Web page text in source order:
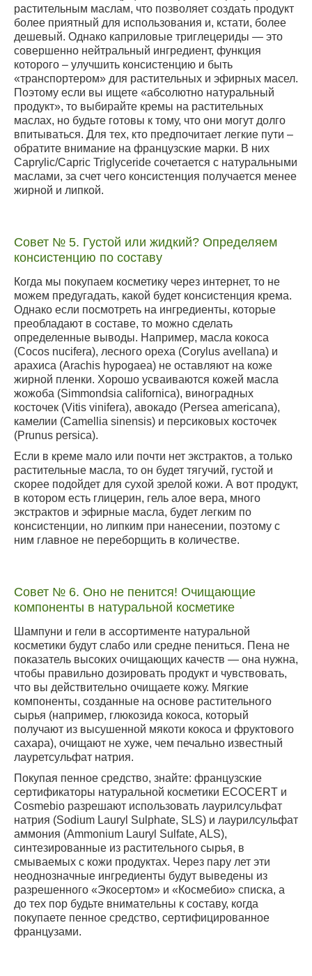
растительным маслам, что позволяет создать продукт
более приятный для использования и, кстати, более
дешевый. Однако каприловые триглецериды — это
совершенно нейтральный ингредиент, функция
которого – улучшить консистенцию и быть
«транспортером» для растительных и эфирных масел.
Поэтому если вы ищете «абсолютно натуральный
продукт», то выбирайте кремы на растительных
маслах, но будьте готовы к тому, что они могут долго
впитываться. Для тех, кто предпочитает легкие пути –
обратите внимание на французские марки. В них
Caprylic/Capric Triglyceride сочетается с натуральными
маслами, за счет чего консистенция получается менее
жирной и липкой.
Совет № 5. Густой или жидкий? Определяем
консистенцию по составу
Когда мы покупаем косметику через интернет, то не
можем предугадать, какой будет консистенция крема.
Однако если посмотреть на ингредиенты, которые
преобладают в составе, то можно сделать
определенные выводы. Например, масла кокоса
(Cocos nucifera), лесного ореха (Corylus avellana) и
арахиса (Arachis hypogaea) не оставляют на коже
жирной пленки. Хорошо усваиваются кожей масла
жожоба (Simmondsia californica), виноградных
косточек (Vitis vinifera), авокадо (Persea americana),
камелии (Сamellia sinensis) и персиковых косточек
(Prunus persica).
Если в креме мало или почти нет экстрактов, а только
растительные масла, то он будет тягучий, густой и
скорее подойдет для сухой зрелой кожи. А вот продукт,
в котором есть глицерин, гель алое вера, много
экстрактов и эфирные масла, будет легким по
консистенции, но липким при нанесении, поэтому с
ним главное не переборщить в количестве.
Совет № 6. Оно не пенится! Очищающие
компоненты в натуральной косметике
Шампуни и гели в ассортименте натуральной
косметики будут слабо или средне пениться. Пена не
показатель высоких очищающих качеств — она нужна,
чтобы правильно дозировать продукт и чувствовать,
что вы действительно очищаете кожу. Мягкие
компоненты, созданные на основе растительного
сырья (например, глюкозида кокоса, который
получают из высушенной мякоти кокоса и фруктового
сахара), очищают не хуже, чем печально известный
лауретсульфат натрия.
Покупая пенное средство, знайте: французские
сертификаторы натуральной косметики ECOCERT и
Cosmebio разрешают использовать лаурилсульфат
натрия (Sodium Lauryl Sulphate, SLS) и лаурилсульфат
аммония (Ammonium Lauryl Sulfate, ALS),
синтезированные из растительного сырья, в
смываемых с кожи продуктах. Через пару лет эти
неоднозначные ингредиенты будут выведены из
разрешенного «Экосертом» и «Космебио» списка, а
до тех пор будьте внимательны к составу, когда
покупаете пенное средство, сертифицированное
французами.